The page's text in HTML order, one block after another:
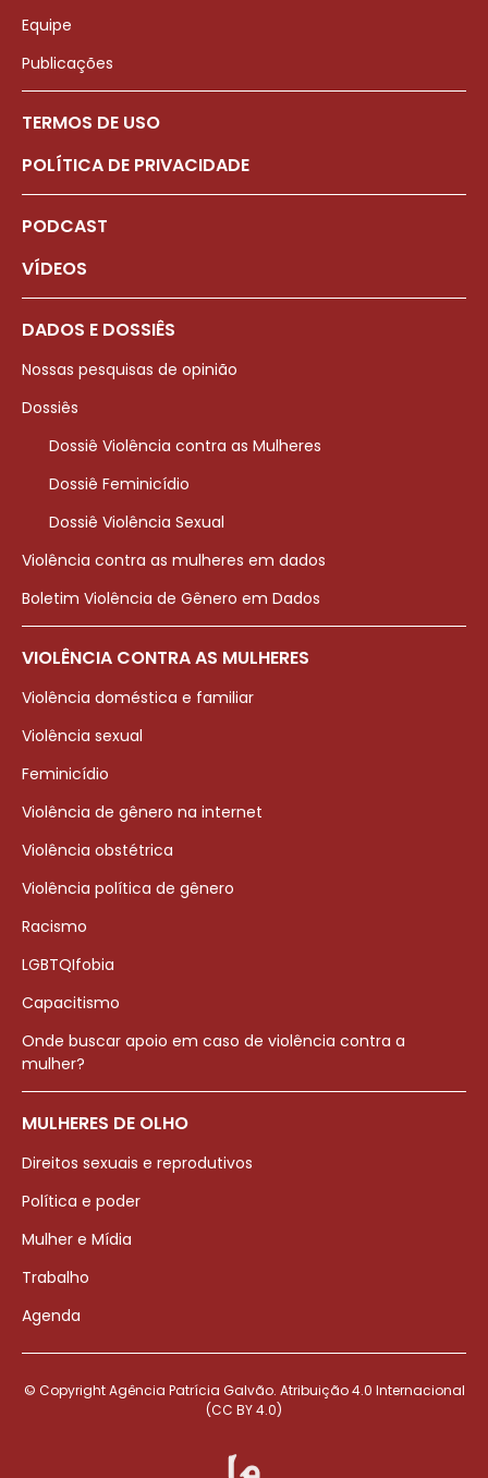
Equipe
Publicações
TERMOS DE USO
POLÍTICA DE PRIVACIDADE
PODCAST
VÍDEOS
DADOS E DOSSIÊS
Nossas pesquisas de opinião
Dossiês
Dossiê Violência contra as Mulheres
Dossiê Feminicídio
Dossiê Violência Sexual
Violência contra as mulheres em dados
Boletim Violência de Gênero em Dados
VIOLÊNCIA CONTRA AS MULHERES
Violência doméstica e familiar
Violência sexual
Feminicídio
Violência de gênero na internet
Violência obstétrica
Violência política de gênero
Racismo
LGBTQIfobia
Capacitismo
Onde buscar apoio em caso de violência contra a
mulher?
MULHERES DE OLHO
Direitos sexuais e reprodutivos
Política e poder
Mulher e Mídia
Trabalho
Agenda
© Copyright Agência Patrícia Galvão. Atribuição 4.0 Internacional
(CC BY 4.0)